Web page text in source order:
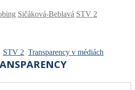
Sičáková-Beblavá STV 2
STV 2 Transparency v médiách